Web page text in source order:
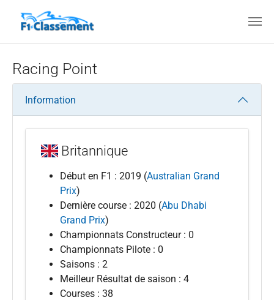
Racing Point
Information
Britannique
Début en F1 : 2019 (Australian Grand
Prix)
Dernière course : 2020 (Abu Dhabi
Grand Prix)
Championnats Constructeur : 0
Championnats Pilote : 0
Saisons : 2
Meilleur Résultat de saison : 4
Courses : 38